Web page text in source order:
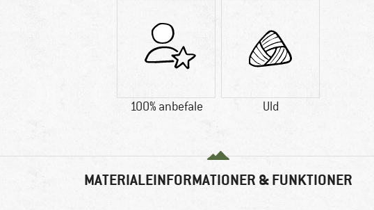
100% anbefale Uld
MATERIALEINFORMATIONER & FUNKTIONER